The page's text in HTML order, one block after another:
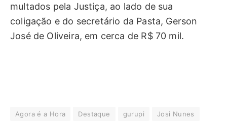
multados pela Justiça, ao lado de sua
coligação e do secretário da Pasta, Gerson
José de Oliveira, em cerca de R$ 70 mil.
Agora é a Hora Destaque gurupi Josi Nunes